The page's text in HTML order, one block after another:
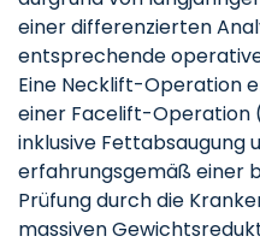
einer differenzierten
entsprechende
Eine Necklift-Operation
einer Facelift-Operation
inklusive Fettabsaugung
erfahrungsgemäß einer
Prüfung durch die
massiven